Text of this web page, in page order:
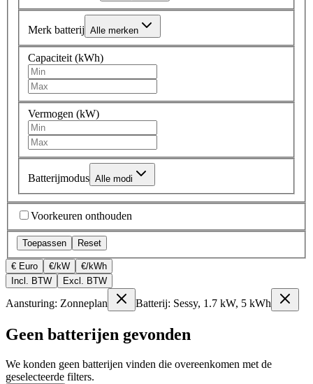
Merk batterij Alle merken
Capaciteit (kWh)
Vermogen (kW)
Batterijmodus Alle modi
Voorkeuren onthouden
Toepassen Reset
€ Euro €/kW
€/kWh
Incl. BTW
Excl. BTW
Aansturing: Zonneplan Batterij: Sessy, 1.7 kW, 5 kWh
Geen batterijen gevonden
We konden geen batterijen vinden die overeenkomen met de
geselecteerde filters.